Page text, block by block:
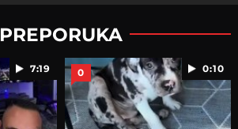
PREPORUKA
7:19 0:10
0